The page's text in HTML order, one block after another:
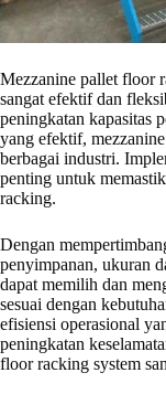
Mezzanine pallet floor
sangat efektif dan
peningkatan kapasitas
yang efektif,
berbagai industri.
penting untuk
racking.
Dengan
penyimpanan, ukuran
dapat memilih dan
sesuai dengan
efisiensi operasional
peningkatan
floor racking system